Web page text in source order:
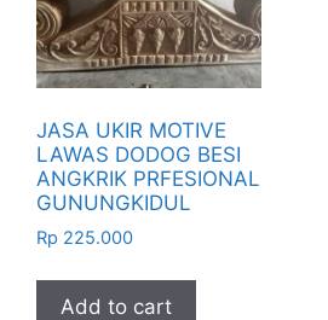
JASA UKIR MOTIVE
LAWAS DODOG BESI
ANGKRIK PRFESIONAL
GUNUNGKIDUL
Rp 225.000
Add to cart